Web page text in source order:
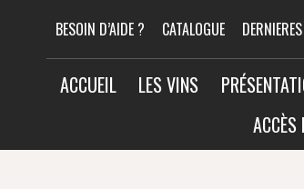
contenu
BESOIN D’AIDE ? CATALOGUE
ACCUEIL LES VINS
ACCÈS